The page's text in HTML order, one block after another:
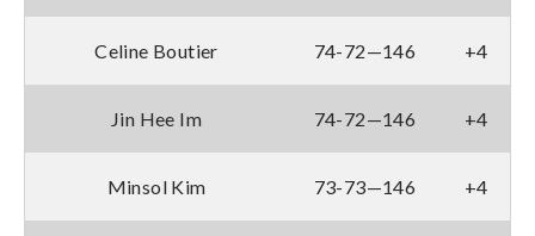
Celine Boutier 74-72—146 +4
Jin Hee Im 74-72—146 +4
Minsol Kim 73-73—146 +4